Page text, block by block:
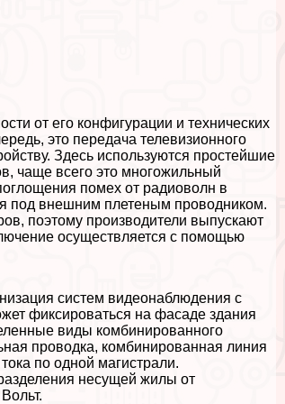
от его конфигурации и технических
это передача телевизионного
Здесь используются простейшие
чаще всего это многожильный
помех от радиоволн в
под внешним плетеным проводником.
поэтому производители выпускают
осуществляется с помощью
систем видеонаблюдения с
фиксироваться на фасаде здания
виды комбинированного
проводка, комбинированная линия
по одной магистрали.
несущей жилы от